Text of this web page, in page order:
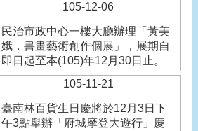
105-12-06
民治市政中心一樓大廳辦理「黃美
娥．書畫藝術創作個展」，展期自
即日起至本(105)年12月30日止。
105-11-21
臺南林百貨生日慶將於12月3日下
午3點舉辦「府城摩登大遊行」慶